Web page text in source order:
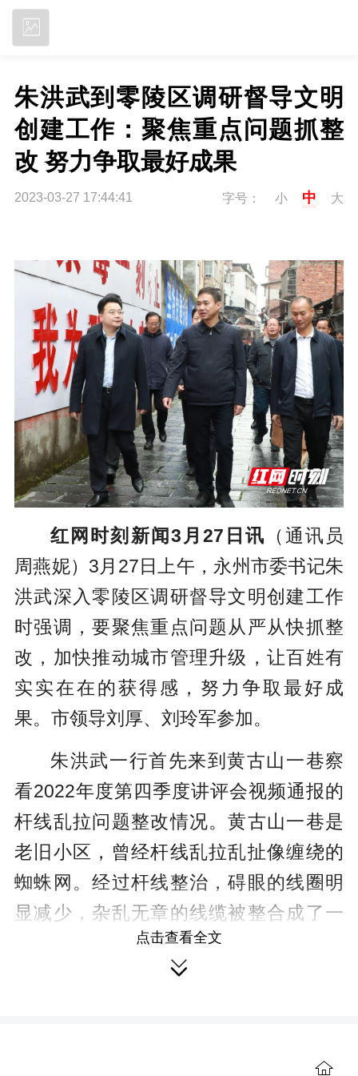
朱洪武到零陵区调研督导文明
创建工作：聚焦重点问题抓整
改 努力争取最好成果
2023-03-27 17:44:41 字号： 小 中 大
红网时刻新闻3月27日讯 （通讯员
周燕妮）3月27日上午，永州市委书记朱
洪武深入零陵区调研督导文明创建工作
时强调，要聚焦重点问题从严从快抓整
改，加快推动城市管理升级，让百姓有
实实在在的获得感，努力争取最好成
果。市领导刘厚、刘玲军参加。
朱洪武一行首先来到黄古山一巷察
看2022年度第四季度讲评会视频通报的
杆线乱拉问题整改情况。黄古山一巷是
老旧小区，曾经杆线乱拉乱扯像缠绕的
蜘蛛网。经过杆线整治，碍眼的线圈明
显减少，杂乱无章的线缆被整合成了一
整条。对此，朱洪武表示肯定，并针对
现场发现的老旧围墙处置不及时、小区
点击查看全文
